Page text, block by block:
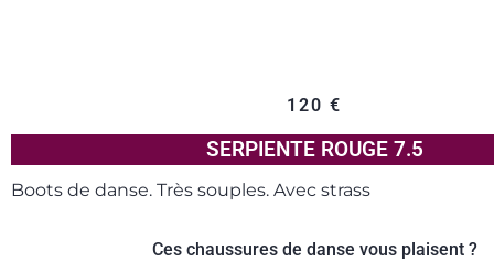
120 €
SERPIENTE ROUGE 7.5
Boots de danse. Très souples. Avec strass
Ces chaussures de danse vous plaisent ?